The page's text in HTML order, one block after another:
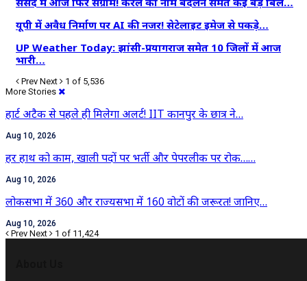
यूपी में अवैध निर्माण पर AI की नजर! सेटेलाइट इमेज से पकड़े…
UP Weather Today: झांसी-प्रयागराज समेत 10 जिलों में आज
भारी…
Prev Next
1 of 5,536
More Stories
हार्ट अटैक से पहले ही मिलेगा अलर्ट! IIT कानपुर के छात्र ने…
Aug 10, 2026
हर हाथ को काम, खाली पदों पर भर्ती और पेपरलीक पर रोक……
Aug 10, 2026
लोकसभा में 360 और राज्यसभा में 160 वोटों की जरूरत! जानिए…
Aug 10, 2026
Prev Next 1 of 11,424